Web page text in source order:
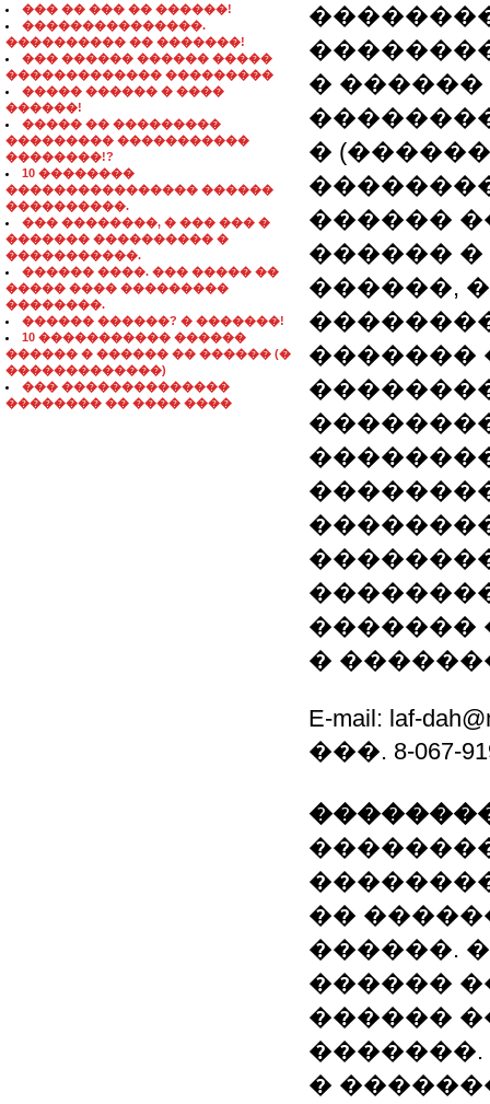
��� �� ��� �� ������!
���������������.
���������� �� �������!
��� ������ ������ �����
������������� ���������
����� ������ � ����
������!
����� �� ���������
��������� �����������
��������!?
10 ��������
���������������� ������
����������.
��� ��������, � ��� ��� �
������� ���������� �
�����������.
������ ����. ��� ����� ��
����� ���� ���������
��������.
������ ������? � �������!
10 ����������� ������
������ � ������ �� ������ (�
�������������)
��� ��������������
�������� �� ���� ����
�
�
������
������
������,
�������
�������
�
E-mail: laf-
���. 8-067-
��
������.
������
������
�������.
�